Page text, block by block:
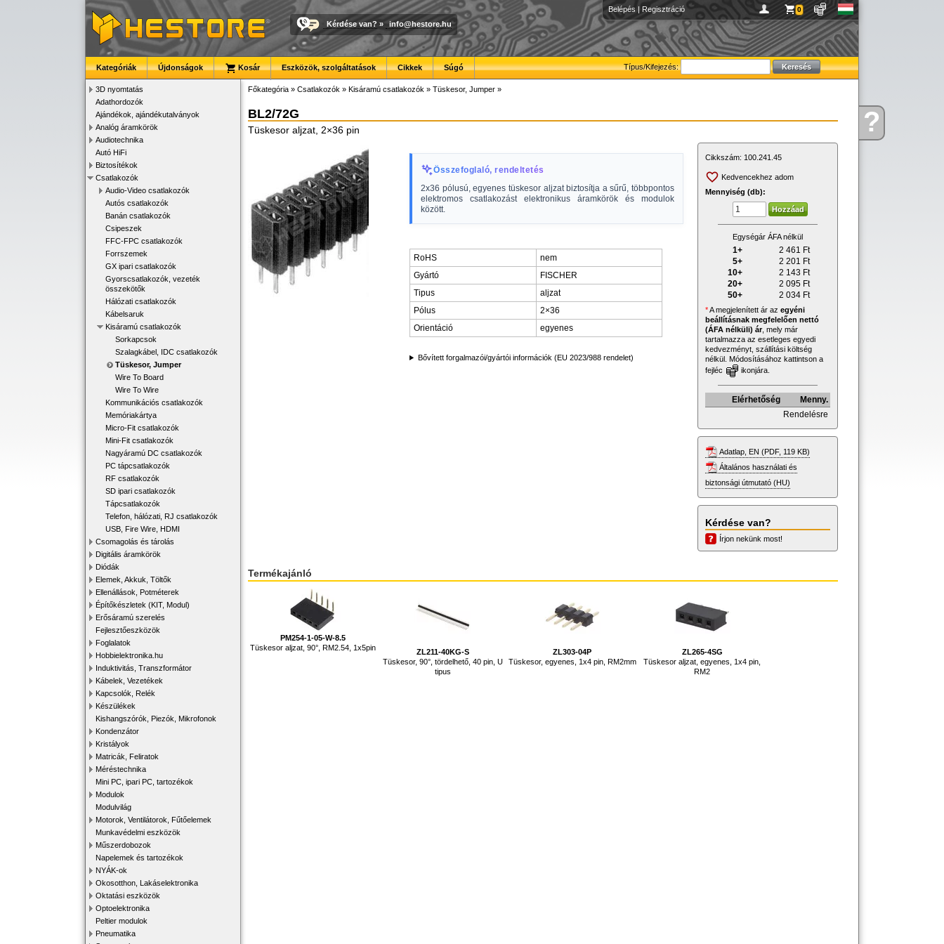
Kérdése?
Belépés | Regisztráció 0
Kérdése van? » info@hestore.hu
Típus/Kifejezés:
Kategóriák Újdonságok Kosár Eszközök, szolgáltatások Cikkek Súgó
3D nyomtatás
Adathordozók
Ajándékok, ajándékutalványok
Analóg áramkörök
Audiotechnika
Autó HiFi
Biztosítékok
Csatlakozók
Audio-Video csatlakozók
Autós csatlakozók
Banán csatlakozók
Csipeszek
FFC-FPC csatlakozók
Forrszemek
GX ipari csatlakozók
Gyorscsatlakozók, vezeték
összekötők
Hálózati csatlakozók
Kábelsaruk
Kisáramú csatlakozók
Sorkapcsok
Szalagkábel, IDC csatlakozók
Tüskesor, Jumper
Wire To Board
Wire To Wire
Kommunikációs csatlakozók
Memóriakártya
Micro-Fit csatlakozók
Mini-Fit csatlakozók
Nagyáramú DC csatlakozók
PC tápcsatlakozók
RF csatlakozók
SD ipari csatlakozók
Tápcsatlakozók
Telefon, hálózati, RJ csatlakozók
USB, Fire Wire, HDMI
Csomagolás és tárolás
Digitális áramkörök
Diódák
Elemek, Akkuk, Töltők
Ellenállások, Potméterek
Építőkészletek (KIT, Modul)
Erősáramú szerelés
Fejlesztőeszközök
Foglalatok
Hobbielektronika.hu
Induktivitás, Transzformátor
Kábelek, Vezetékek
Kapcsolók, Relék
Készülékek
Kishangszórók, Piezók, Mikrofonok
Kondenzátor
Kristályok
Matricák, Feliratok
Méréstechnika
Mini PC, ipari PC, tartozékok
Modulok
Modulvilág
Motorok, Ventilátorok, Fűtőelemek
Munkavédelmi eszközök
Műszerdobozok
Napelemek és tartozékok
NYÁK-ok
Okosotthon, Lakáselektronika
Oktatási eszközök
Optoelektronika
Peltier modulok
Pneumatika
Főkategória » Csatlakozók » Kisáramú csatlakozók » Tüskesor, Jumper »
BL2/72G
Tüskesor aljzat, 2×36 pin
Összefoglaló, rendeltetés
2x36 pólusú, egyenes tüskesor aljzat biztosítja a sűrű, többpontos
elektromos csatlakozást elektronikus áramkörök és modulok
között.
RoHS
nem
Gyártó
FISCHER
Tipus
aljzat
Pólus
2×36
Orientáció
egyenes
Bővített forgalmazói/gyártói információk (EU 2023/988 rendelet)
Cikkszám: 100.241.45
Kedvencekhez adom
Mennyiség (db):
Egységár ÁFA nélkül
1+ 2 461 Ft
5+
2 201 Ft
10+
2 143 Ft
20+
2 095 Ft
50+
2 034 Ft
*A megjelenített ár az egyéni
beállításnak megfelelően nettó
(ÁFA nélküli) ár, mely már
tartalmazza az esetleges egyedi
kedvezményt, szállítási költség
nélkül. Módosításához kattintson a
fejléc
ikonjára.
Elérhetőség
Menny.
Rendelésre
Adatlap, EN (PDF, 119 KB)
Általános használati és
biztonsági útmutató (HU)
Kérdése van?
Írjon nekünk most!
Termékajánló
PM254-1-05-W-8.5
Tüskesor aljzat, 90°, RM2.54, 1x5pin
ZL211-40KG-S
Tüskesor, 90°, tördelhető, 40 pin, U
tipus
ZL303-04P
Tüskesor, egyenes, 1x4 pin, RM2mm
ZL265-4SG
Tüskesor aljzat, egyenes, 1x4 pin,
RM2